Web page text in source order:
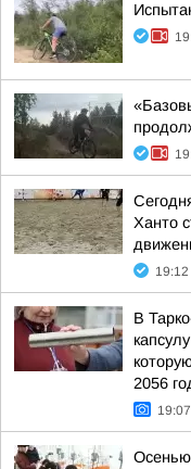
Ханто
19:12
В
2056
19:07
Осенью